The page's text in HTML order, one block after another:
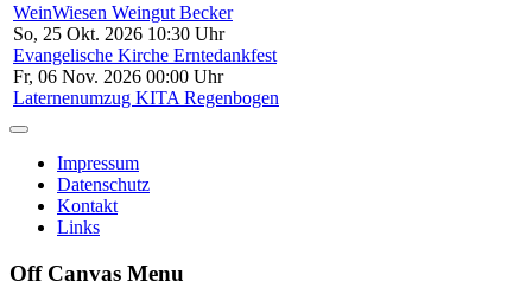
WeinWiesen Weingut Becker
So, 25 Okt. 2026 10:30 Uhr
Evangelische Kirche Erntedankfest
Fr, 06 Nov. 2026 00:00 Uhr
Laternenumzug KITA Regenbogen
Impressum
Datenschutz
Kontakt
Links
Off Canvas Menu